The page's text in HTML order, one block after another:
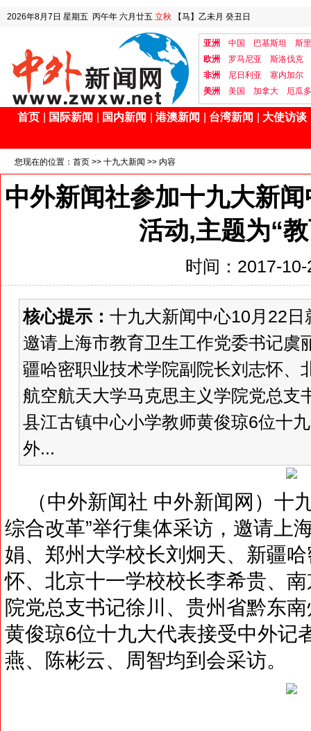
2026年8月7日 星期五 丙午年 六月廿五 立秋 【马】乙未月 癸丑日
亚洲 中国 巴基斯坦
斯
欧洲
罗马尼亚
斯洛伐克
非洲
尼日利亚
塞内加尔
美洲
美国 加拿大 厄瓜
首页 国际新闻 国内新闻 港澳新闻 台湾新闻 大使访谈
您现在的位置： 首页 >> 十九大新闻 >> 内容
中外新闻社参加十九大新
活动,主题为“
时间：2017-
核心提示： 十九大新闻中心10月22日
邀请上海市教育卫生工作党委书记虞
疆哈密职业技术学院副院长刘志怀、
航空航天大学马克思主义学院党总支
县江古镇中心小学教师黄俊琼6位十
外...
（中外新闻社 中外新闻网）十
综合改革”举行集体采访，邀请上
娟、郑州大学校长刘炯天、新疆
怀、北京十一学校校长李希贵、
院党总支书记徐川、贵州省黔东
黄俊琼6位十九大代表接受中外记
燕、陈彬云、周智均到会采访。